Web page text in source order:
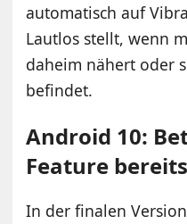
automatisch auf
Lautlos stellt, wenn
daheim nähert oder
befindet.
Android 10:
Feature bereits
In der finalen